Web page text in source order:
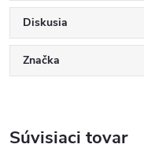
Diskusia
Značka
Súvisiaci tovar